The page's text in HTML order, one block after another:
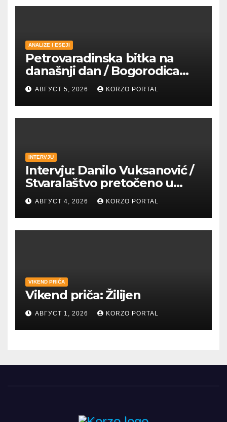
ANALIZE I ESEJI
Petrovaradinska bitka na
današnji dan / Bogorodica
pobednica u
petrovaradinskom Podgrađu
АВГУСТ 5, 2026 KORZO PORTAL
INTERVJU
Intervju: Danilo Vuksanović /
Stvaralaštvo pretočeno u
umetnost i reči
АВГУСТ 4, 2026 KORZO PORTAL
VIKEND PRIČA
Vikend priča: Žilijen
АВГУСТ 1, 2026 KORZO PORTAL